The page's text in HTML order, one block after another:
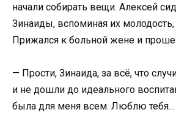
начали собирать вещи. Алексей
Зинаиды, вспоминая их молодость,
Прижался к больной жене и
— Прости, Зинаида, за всё, что
и не дошли до идеального
была для меня всем. Люблю тебя…